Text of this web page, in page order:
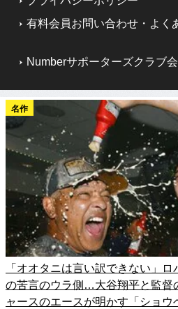
有料会員お問い合わせ・よく
Numberサポーターズクラブ
名作
「オオタニは言い訳できない」ロ
の苦言のウラ側…大谷翔平と監督
ャースのエースが明かす「ショウ